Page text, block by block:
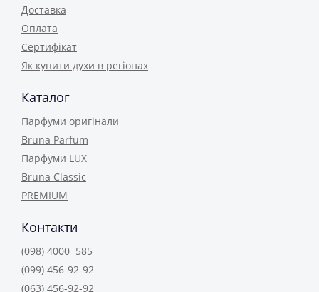
Доставка
Оплата
Сертифікат
Як купити духи в регіонах
Каталог
Парфуми оригінали
Bruna Parfum
Парфуми LUX
Bruna Classic
PREMIUM
Контакти
(098) 4000 585
(099) 456-92-92
(063) 456-92-92